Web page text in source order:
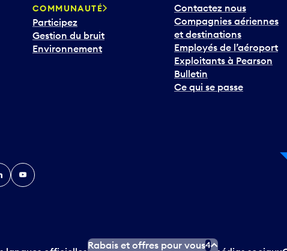
COMMUNAUTÉ
Participez
Gestion du bruit
Environnement
Contactez nous
Compagnies aériennes
et destinations
Employés de l’aéroport
Exploitants à Pearson
Bulletin
Ce qui se passe
YouTube
Rabais et offres pour vous4